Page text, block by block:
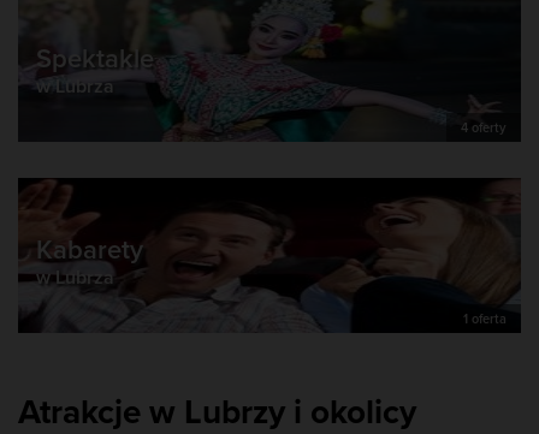
Spektakle
w Lubrza
4 oferty
Kabarety
w Lubrza
1 oferta
Atrakcje w Lubrzy i okolicy